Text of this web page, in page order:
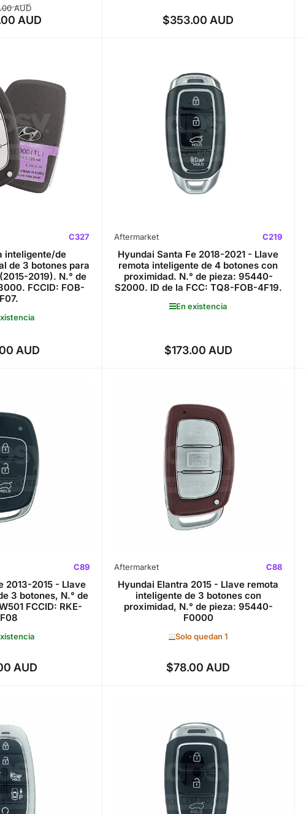
AUDPrecio
de
AUD
Precio
$353.00 AUD
C327
inteligente/de
de 3 botones para
2019). N.° de
FCCID: FOB-
Precio
AUD
Aftermarket C219
Hyundai Santa Fe 2018-2021 - Llave
remota inteligente de 4 botones con
proximidad. N.° de pieza: 95440-
S2000. ID de la FCC: TQ8-FOB-4F19.
En existencia
Precio
$173.00 AUD
C89
2013-2015 - Llave
3 botones, N.° de
FCCID: RKE-
Precio
AUD
Aftermarket C88
Hyundai Elantra 2015 - Llave remota
inteligente de 3 botones con
proximidad, N.° de pieza: 95440-
F0000
Solo quedan 1
Precio
$78.00 AUD